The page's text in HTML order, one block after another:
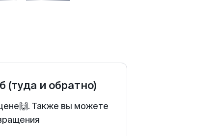
(туда и обратно)
Также вы можете